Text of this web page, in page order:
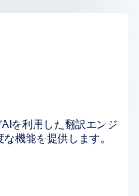
を利用した翻訳エンジ
機能を提供します。